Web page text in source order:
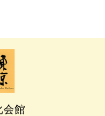
会館